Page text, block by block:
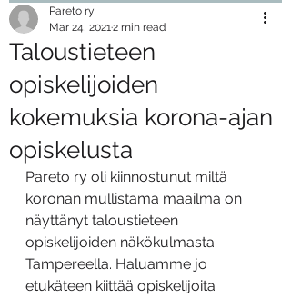
Taloustieteen
opiskelijoiden
kokemuksia korona-ajan
opiskelusta
Pareto ry
Mar 24, 20212 min read
Pareto ry oli kiinnostunut miltä
koronan mullistama maailma on
näyttänyt taloustieteen
opiskelijoiden näkökulmasta
Tampereella. Haluamme jo
etukäteen kiittää opiskelijoita